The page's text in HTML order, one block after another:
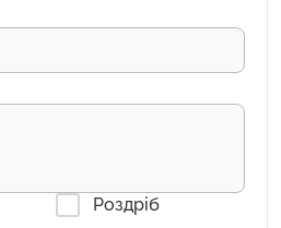
Роздріб